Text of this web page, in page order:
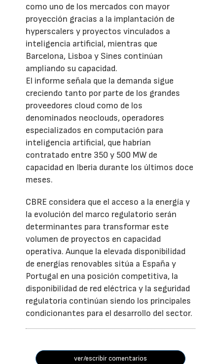
como uno de los mercados con mayor
proyección gracias a la implantación de
hyperscalers y proyectos vinculados a
inteligencia artificial, mientras que
Barcelona, Lisboa y Sines continúan
ampliando su capacidad.
El informe señala que la demanda sigue
creciendo tanto por parte de los grandes
proveedores cloud como de los
denominados neoclouds, operadores
especializados en computación para
inteligencia artificial, que habrían
contratado entre 350 y 500 MW de
capacidad en Iberia durante los últimos doce
meses.
CBRE considera que el acceso a la energía y
la evolución del marco regulatorio serán
determinantes para transformar este
volumen de proyectos en capacidad
operativa. Aunque la elevada disponibilidad
de energías renovables sitúa a España y
Portugal en una posición competitiva, la
disponibilidad de red eléctrica y la seguridad
regulatoria continúan siendo los principales
condicionantes para el desarrollo del sector.
ver/escribir comentarios